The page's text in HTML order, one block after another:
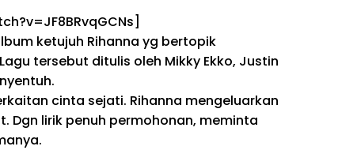
ketujuh Rihanna yg bertopik
Lagu tersebut ditulis oleh Mikky Ekko, Justin
cinta sejati. Rihanna mengeluarkan
Dgn lirik penuh permohonan, meminta